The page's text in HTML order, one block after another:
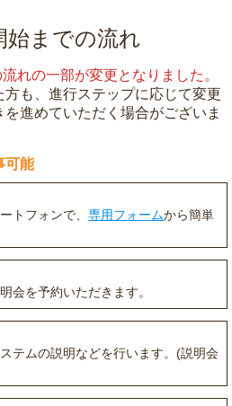
始までの流れ
れの一部が変更となりました。
も、進行ステップに応じて変更
進めていただく場合がございま
可能
トフォンで、専用フォームから簡単
会を予約いただきます。
テムの説明などを行います。(説明会